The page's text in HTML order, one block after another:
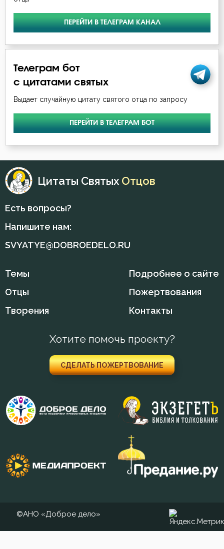
ПЕРЕЙТИ В ТЕЛЕГРАМ КАНАЛ
Телеграм бот
с цитатами святых
Выдает случайную цитату святого отца по запросу
ПЕРЕЙТИ В ТЕЛЕГРАМ БОТ
Цитаты Святых Отцов
Есть вопросы?
Напишите нам:
SVYATYE@DOBROEDELO.RU
Темы
Отцы
Творения
Подробнее о сайте
Пожертвования
Контакты
Хотите помочь проекту?
СДЕЛАТЬ ПОЖЕРТВОВАНИЕ
©АНО «Доброе дело»